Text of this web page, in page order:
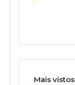
Mais vistos